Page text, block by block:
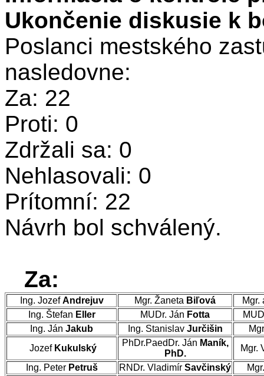
Ukončenie diskusie k
Poslanci mestského
nasledovne:
Za: 22
Proti: 0
Zdržali sa: 0
Nehlasovali: 0
Prítomní: 22
Návrh bol schválený.
Za:
Ing. JozefAndrejuv Mgr. Žaneta Biľová
Mgr.
Ing. Štefan Eller MUDr. Ján Fotta
Ing. Ján Jakub Ing. Stanislav Jurčišin
Jozef Kukulský
PhDr.PaedDr. Ján Maník,
PhD.
Mgr.
Ing. Peter Petruš RNDr. Vladimír Savčinský